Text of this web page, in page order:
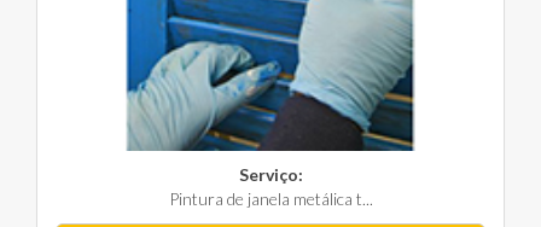
Serviço:
Pintura de janela metálica t...